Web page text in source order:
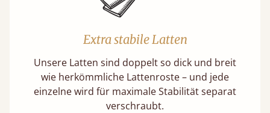
Extra stabile Latten
Unsere Latten sind doppelt so dick und breit
wie herkömmliche Lattenroste – und jede
einzelne wird für maximale Stabilität separat
verschraubt.